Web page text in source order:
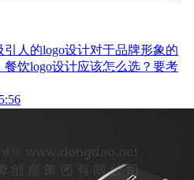
人的logo设计对于品牌形象的
饮logo设计应该怎么选？要考